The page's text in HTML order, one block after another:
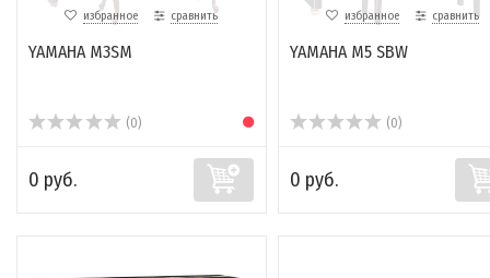
избранное сравнить
YAMAHA M3SM
(0)
0 руб.
избранное сравнить
YAMAHA M5 SBW
(0)
0 руб.